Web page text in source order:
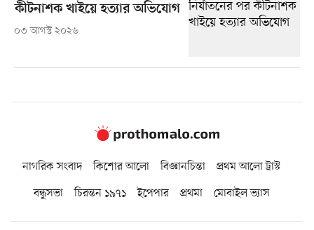
কীটনাশক খাইয়ে হত্যার অভিযোগ
০৩ আগস্ট ২০২৬
নাগরিক সংবাদ কিশোর আলো বিজ্ঞানচিন্তা
প্রথম আলো ট্রাস্ট
বন্ধুসভা
চিরন্তন ১৯৭১ ইপেপার প্রথমা মোবাইল ভ্যাস